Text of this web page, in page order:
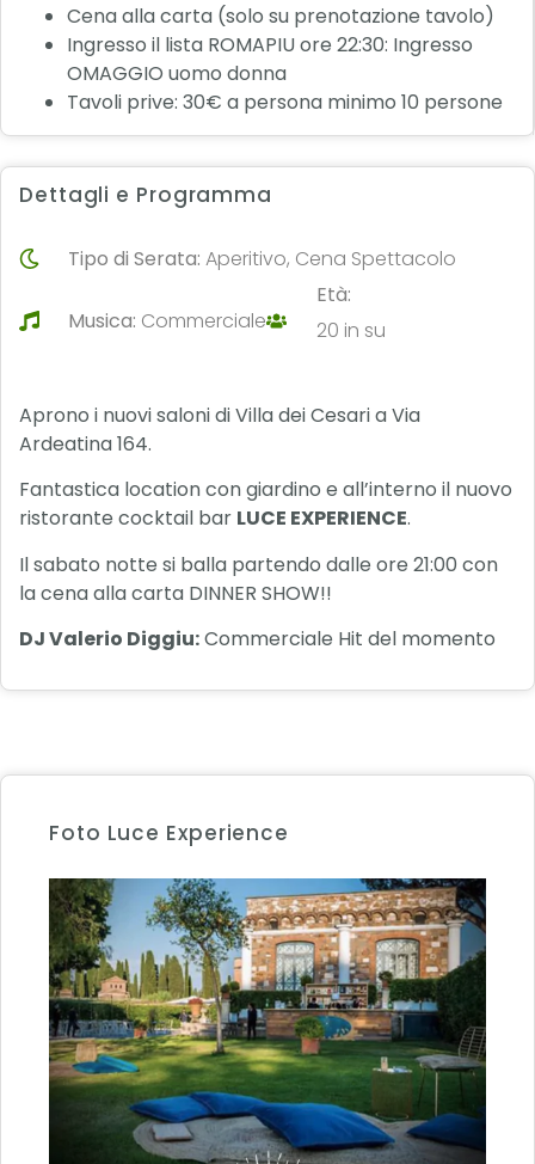
Cena alla carta (solo su prenotazione tavolo)
Ingresso il lista ROMAPIU ore 22:30: Ingresso
OMAGGIO uomo donna
Tavoli prive: 30€ a persona minimo 10 persone
Dettagli e Programma
Tipo di Serata:Aperitivo, Cena Spettacolo
Musica: Commerciale
Età:
20 in su
Aprono i nuovi saloni di Villa dei Cesari a Via
Ardeatina 164.
Fantastica location con giardino e all’interno il nuovo
ristorante cocktail bar LUCE EXPERIENCE.
Il sabato notte si balla partendo dalle ore 21:00 con
la cena alla carta DINNER SHOW!!
DJ Valerio Diggiu:Commerciale Hit del momento
Foto Luce Experience